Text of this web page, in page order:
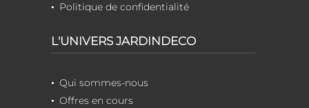
Politique de confidentialité
L'UNIVERS JARDINDECO
Qui sommes-nous
Offres en cours